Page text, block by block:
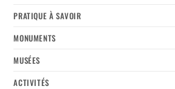
PRATIQUE À SAVOIR
MONUMENTS
MUSÉES
ACTIVITÉS